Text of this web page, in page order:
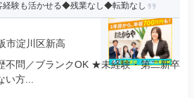
験も活かせる◆残業なし◆転勤なし
市淀川区新高
不問／ブランクOK ★未経験・第二新卒
方...